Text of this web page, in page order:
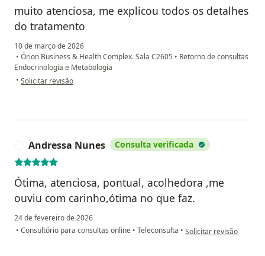
muito atenciosa, me explicou todos os detalhes
do tratamento
10 de março de 2026
• Órion Business & Health Complex. Sala C2605 • Retorno de consultas
Endocrinologia e Metabologia
• na opinião do utilizador Lindomar Maria
Solicitar revisão
Andressa Nunes Consulta verificada
Ótima, atenciosa, pontual, acolhedora ,me
ouviu com carinho,ótima no que faz.
24 de fevereiro de 2026
• Consultório para consultas online • Teleconsulta • na opinião do utilizador
Solicitar revisão